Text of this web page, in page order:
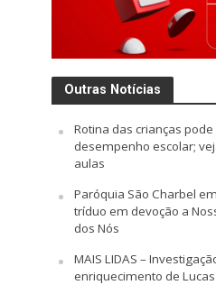
Outras Notícias
Rotina das crianças
desempenho escolar;
aulas
Paróquia São Charbel
tríduo em devoção a
dos Nós
MAIS LIDAS –
enriquecimento de